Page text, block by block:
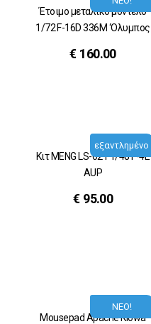
Έτοιμο μεταλικό μοντέλο
1/72 F-16D 336M ‘Ολυμπος
€ 160.00
εξαντλημένο
Κιτ MENG LS-021 1/48 F-4E
AUP
€ 95.00
ΝΕΟ!
Mousepad Apache Kiowa